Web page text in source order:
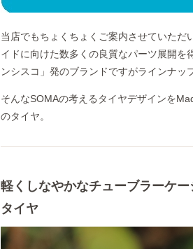
当店でもちょくちょくご案内させていただ
イドに向けた数多くの良質なパーツ展開を
ンシスコ」発のブランドですがラインナッ
そんなSOMAの考えるタイヤデザインを
のタイヤ。
軽くしなやかなチューブラーケ
タイヤ